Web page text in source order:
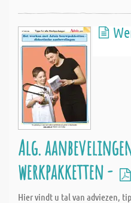
Alg.
werkpakketten -
Hier vindt u tal van adviezen,